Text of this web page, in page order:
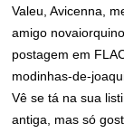
Valeu, Avicenna,
amigo
postagem em
modinhas-de-
Vê se tá na sua
antiga, mas só